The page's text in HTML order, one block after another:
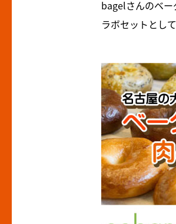
bagelさんのベー
ラボセットとして